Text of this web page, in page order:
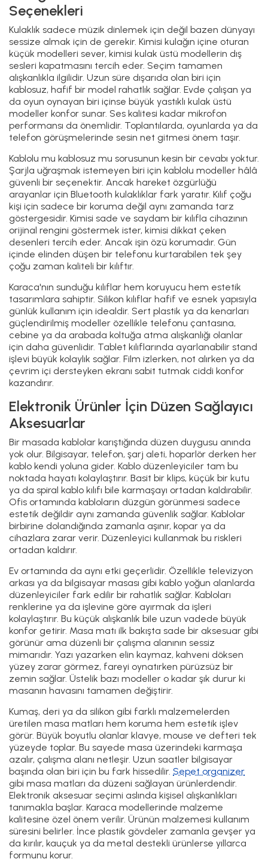
Seçenekleri
Kulaklık sadece müzik dinlemek için değil bazen dünyayı
sessize almak için de gerekir. Kimisi kulağın içine oturan
küçük modelleri sever, kimisi kulak üstü modellerin dış
sesleri kapatmasını tercih eder. Seçim tamamen
alışkanlıkla ilgilidir. Uzun süre dışarıda olan biri için
kablosuz, hafif bir model rahatlık sağlar. Evde çalışan ya
da oyun oynayan biri içinse büyük yastıklı kulak üstü
modeller konfor sunar. Ses kalitesi kadar mikrofon
performansı da önemlidir. Toplantılarda, oyunlarda ya da
telefon görüşmelerinde sesin net gitmesi önem taşır.
Kablolu mu kablosuz mu sorusunun kesin bir cevabı yoktur.
Şarjla uğraşmak istemeyen biri için kablolu modeller hâlâ
güvenli bir seçenektir. Ancak hareket özgürlüğü
arayanlar için Bluetooth kulaklıklar fark yaratır. Kılıf çoğu
kişi için sadece bir koruma değil aynı zamanda tarz
göstergesidir. Kimisi sade ve saydam bir kılıfla cihazının
orijinal rengini göstermek ister, kimisi dikkat çeken
desenleri tercih eder. Ancak işin özü korumadır. Gün
içinde elinden düşen bir telefonu kurtarabilen tek şey
çoğu zaman kaliteli bir kılıftır.
Karaca'nın sunduğu kılıflar hem koruyucu hem estetik
tasarımlara sahiptir. Silikon kılıflar hafif ve esnek yapısıyla
günlük kullanım için idealdir. Sert plastik ya da kenarları
güçlendirilmiş modeller özellikle telefonu çantasına,
cebine ya da arabada koltuğa atma alışkanlığı olanlar
için daha güvenlidir. Tablet kılıflarında ayarlanabilir stand
işlevi büyük kolaylık sağlar. Film izlerken, not alırken ya da
çevrim içi dersteyken ekranı sabit tutmak ciddi konfor
kazandırır.
Elektronik Ürünler İçin Düzen Sağlayıcı
Aksesuarlar
Bir masada kablolar karıştığında düzen duygusu anında
yok olur. Bilgisayar, telefon, şarj aleti, hoparlör derken her
kablo kendi yoluna gider. Kablo düzenleyiciler tam bu
noktada hayatı kolaylaştırır. Basit bir klips, küçük bir kutu
ya da spiral kablo kılıfı bile karmaşayı ortadan kaldırabilir.
Ofis ortamında kabloların düzgün görünmesi sadece
estetik değildir aynı zamanda güvenlik sağlar. Kablolar
birbirine dolandığında zamanla aşınır, kopar ya da
cihazlara zarar verir. Düzenleyici kullanmak bu riskleri
ortadan kaldırır.
Ev ortamında da aynı etki geçerlidir. Özellikle televizyon
arkası ya da bilgisayar masası gibi kablo yoğun alanlarda
düzenleyiciler fark edilir bir rahatlık sağlar. Kabloları
renklerine ya da işlevine göre ayırmak da işleri
kolaylaştırır. Bu küçük alışkanlık bile uzun vadede büyük
konfor getirir. Masa matı ilk bakışta sade bir aksesuar gibi
görünür ama düzenli bir çalışma alanının sessiz
mimarıdır. Yazı yazarken elin kaymaz, kahveni döksen
yüzey zarar görmez, fareyi oynatırken pürüzsüz bir
zemin sağlar. Üstelik bazı modeller o kadar şık durur ki
masanın havasını tamamen değiştirir.
Kumaş, deri ya da silikon gibi farklı malzemelerden
üretilen masa matları hem koruma hem estetik işlev
görür. Büyük boyutlu olanlar klavye, mouse ve defteri tek
yüzeyde toplar. Bu sayede masa üzerindeki karmaşa
azalır, çalışma alanı netleşir. Uzun saatler bilgisayar
başında olan biri için bu fark hissedilir. Sepet organizer
gibi masa matları da düzeni sağlayan ürünlerdendir.
Elektronik aksesuar seçimi aslında kişisel alışkanlıkları
tanımakla başlar. Karaca modellerinde malzeme
kalitesine özel önem verilir. Ürünün malzemesi kullanım
süresini belirler. İnce plastik gövdeler zamanla gevşer ya
da kırılır, kauçuk ya da metal destekli ürünlerse yıllarca
formunu korur.